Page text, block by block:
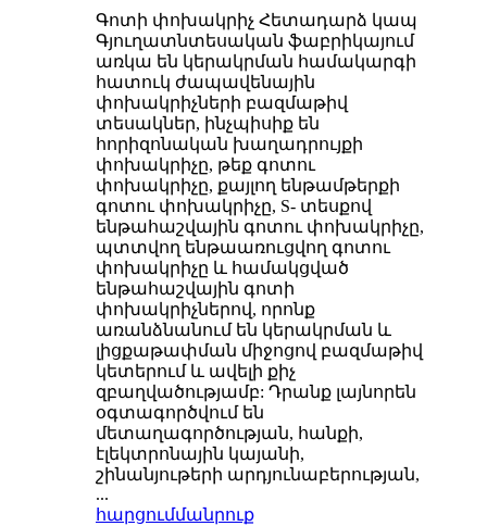
Գոտի փոխակրիչ Հետադարձ կապ
Գյուղատնտեսական ֆաբրիկայում
առկա են կերակրման համակարգի
հատուկ ժապավենային
փոխակրիչների բազմաթիվ
տեսակներ, ինչպիսիք են
հորիզոնական խաղադրույքի
փոխակրիչը, թեք գոտու
փոխակրիչը, քայլող ենթամթերքի
գոտու փոխակրիչը, S- տեսքով
ենթահաշվային գոտու փոխակրիչը,
պտտվող ենթաառուցվող գոտու
փոխակրիչը և համակցված
ենթահաշվային գոտի
փոխակրիչներով, որոնք
առանձնանում են կերակրման և
լիցքաթափման միջոցով բազմաթիվ
կետերում և ավելի քիչ
զբաղվածությամբ: Դրանք լայնորեն
օգտագործվում են
մետաղագործության, հանքի,
էլեկտրոնային կայանի,
շինանյութերի արդյունաբերության,
...
հարցումմանրուք